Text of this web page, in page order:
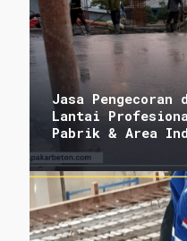
Jasa Pengecoran
Lantai
Pabrik & Area